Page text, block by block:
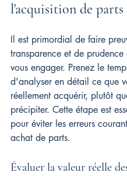
l'acquisition de parts
Il est primordial de faire
transparence et de prudence
vous engager. Prenez le
d'analyser en détail ce que
réellement acquérir, plutôt
précipiter. Cette étape est
pour éviter les erreurs
achat de parts.
Évaluer la valeur réelle